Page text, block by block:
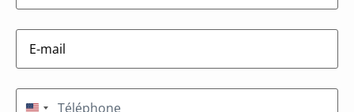
E-
mail(Nécessaire)
Téléphone(Nécessaire)